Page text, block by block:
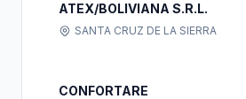
ATEX/BOLIVIANA S.R.L.
SANTA CRUZ DE LA SIERRA
CONFORTARE